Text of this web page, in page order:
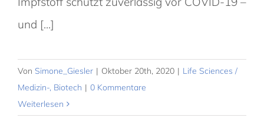
und [...]
Von Simone_Giesler | Oktober 20th, 2020 | Life Sciences /
Medizin-, Biotech | 0 Kommentare
Weiterlesen